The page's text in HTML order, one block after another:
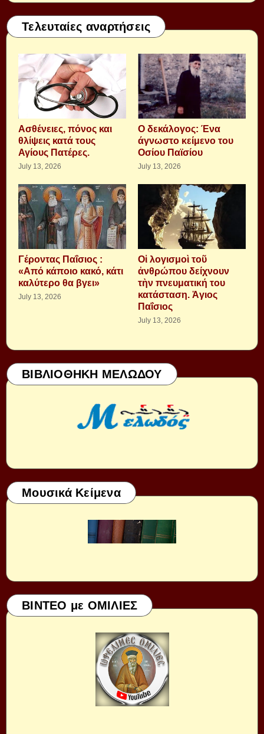
Τελευταίες αναρτήσεις
Aσθένειες, πόνος και
θλίψεις κατά τους
Αγίους Πατέρες.
July 13, 2026
Ο δεκάλογος: Ένα
άγνωστο κείμενο του
Οσίου Παϊσίου
July 13, 2026
Γέροντας Παΐσιος :
«Από κάποιο κακό, κάτι
καλύτερο θα βγει»
July 13, 2026
Οἱ λογισμοὶ τοῦ
ἀνθρώπου δείχνουν
τὴν πνευματική του
κατάσταση. Ἁγιος
Παΐσιος
July 13, 2026
ΒΙΒΛΙΟΘΗΚΗ ΜΕΛΩΔΟΥ
Μουσικά Κείμενα
ΒΙΝΤΕΟ με ΟΜΙΛΙΕΣ